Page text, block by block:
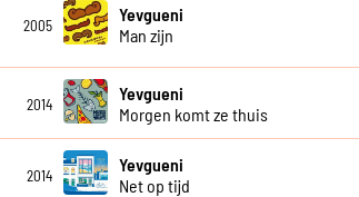
2005
Yevgueni
Man zijn
2014
Yevgueni
Morgen komt ze thuis
2014
Yevgueni
Net op tijd